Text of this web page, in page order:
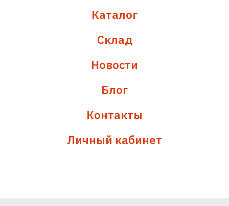
Каталог
Склад
Новости
Блог
Контакты
Личный кабинет